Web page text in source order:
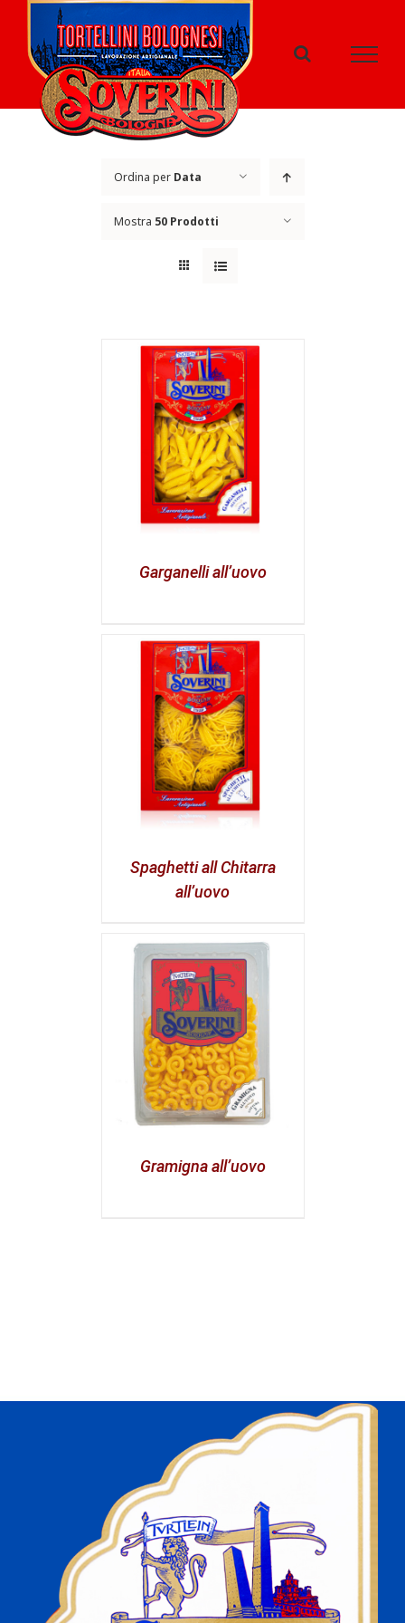
contenuto
Ordina per Data
Mostra 50 Prodotti
Garganelli all’uovo
Spaghetti all Chitarra
all’uovo
Gramigna all’uovo